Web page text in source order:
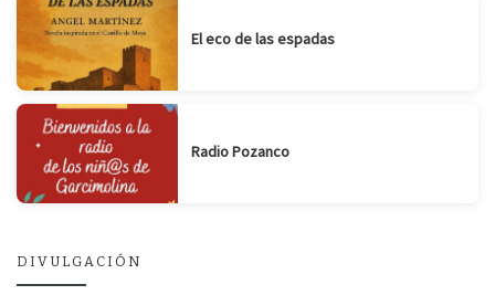
El eco de las espadas
Radio Pozanco
DIVULGACIÓN